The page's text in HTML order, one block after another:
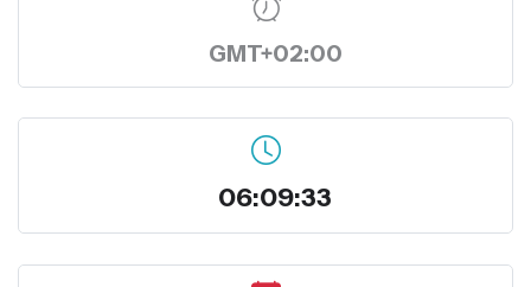
GMT+02:00
06:09:34